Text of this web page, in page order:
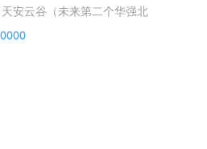
安云谷（未来第二个华强北